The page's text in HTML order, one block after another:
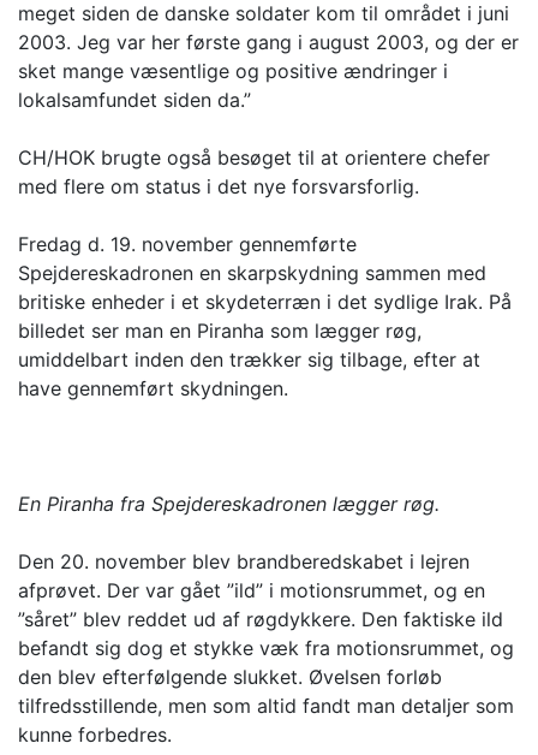
meget siden de danske soldater kom til området i juni
2003. Jeg var her første gang i august 2003, og der er
sket mange væsentlige og positive ændringer i
lokalsamfundet siden da.”
CH/HOK brugte også besøget til at orientere chefer
med flere om status i det nye forsvarsforlig.
Fredag d. 19. november gennemførte
Spejdereskadronen en skarpskydning sammen med
britiske enheder i et skydeterræn i det sydlige Irak. På
billedet ser man en Piranha som lægger røg,
umiddelbart inden den trækker sig tilbage, efter at
have gennemført skydningen.
En Piranha fra Spejdereskadronen lægger røg.
Den 20. november blev brandberedskabet i lejren
afprøvet. Der var gået ”ild” i motionsrummet, og en
”såret” blev reddet ud af røgdykkere. Den faktiske ild
befandt sig dog et stykke væk fra motionsrummet, og
den blev efterfølgende slukket. Øvelsen forløb
tilfredsstillende, men som altid fandt man detaljer som
kunne forbedres.